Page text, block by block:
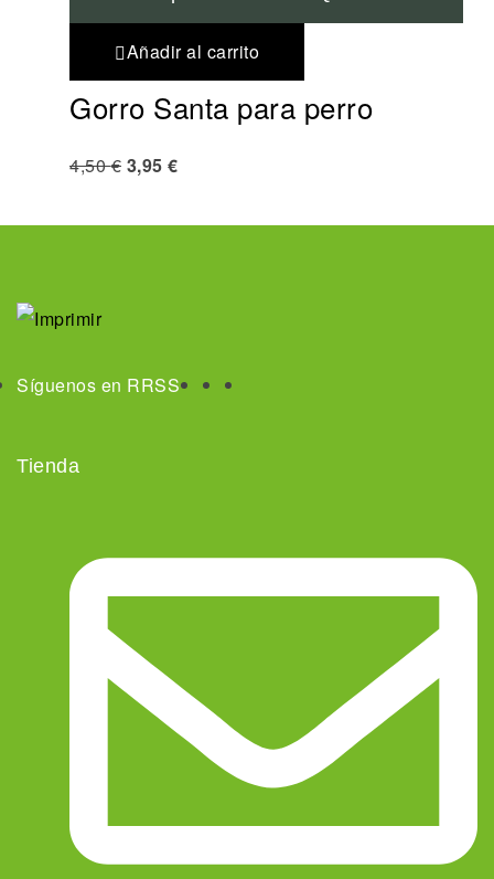
Añadir al carrito
Gorro Santa para perro
4,50€ 3,95 €
Síguenos en RRSS
Tienda